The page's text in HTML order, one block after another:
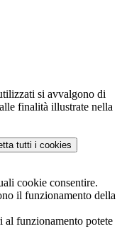
si avvalgono di
finalità illustrate nella
tutti i cookies
cookie consentire.
il funzionamento della
al funzionamento potete